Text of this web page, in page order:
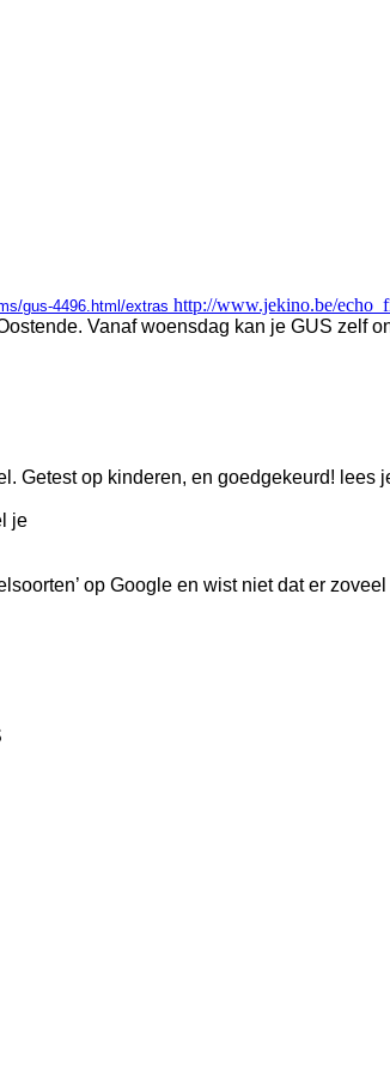
gus-4496.html/extras http://www.jekino.be/
Vanaf woensdag kan je GUS zelf
Getest op kinderen, en goedgekeurd! lees
je
op Google en wist niet dat er